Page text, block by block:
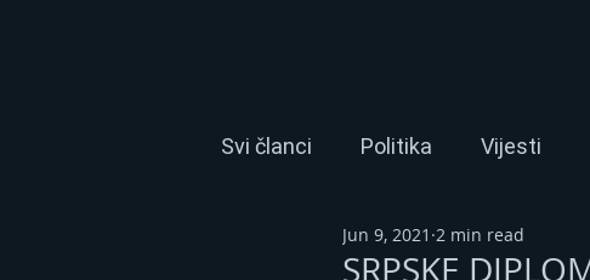
Svi članci Politika Vijesti
SRPSKE
Jun 9, 2021 2 min read